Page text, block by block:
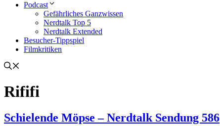
Podcast
Gefährliches Ganzwissen
Nerdtalk Top 5
Nerdtalk Extended
Besucher-Tippspiel
Filmkritiken
Rififi
Schielende Möpse – Nerdtalk Sendung 586